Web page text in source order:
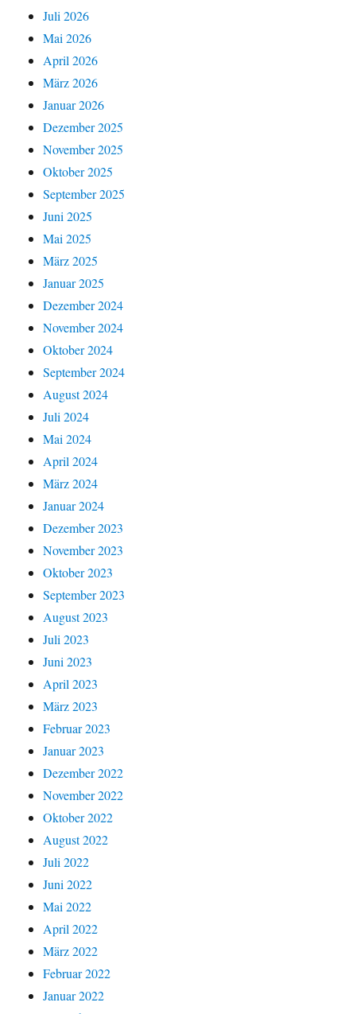
Juli 2026
Mai 2026
April 2026
März 2026
Januar 2026
Dezember 2025
November 2025
Oktober 2025
September 2025
Juni 2025
Mai 2025
März 2025
Januar 2025
Dezember 2024
November 2024
Oktober 2024
September 2024
August 2024
Juli 2024
Mai 2024
April 2024
März 2024
Januar 2024
Dezember 2023
November 2023
Oktober 2023
September 2023
August 2023
Juli 2023
Juni 2023
April 2023
März 2023
Februar 2023
Januar 2023
Dezember 2022
November 2022
Oktober 2022
August 2022
Juli 2022
Juni 2022
Mai 2022
April 2022
März 2022
Februar 2022
Januar 2022